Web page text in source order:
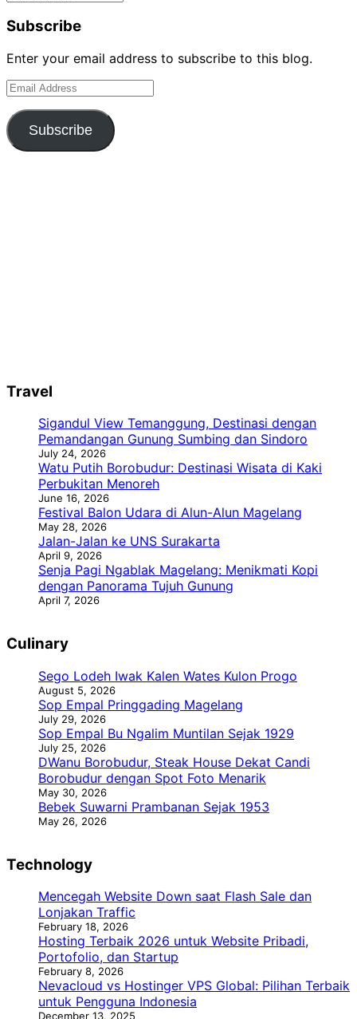
Subscribe
Enter your email address to subscribe to this blog.
Email
Subscribe
Travel
Sigandul View Temanggung, Destinasi dengan
Pemandangan Gunung Sumbing dan Sindoro
July 24, 2026
Watu Putih Borobudur: Destinasi Wisata di Kaki
Perbukitan Menoreh
June 16, 2026
Festival Balon Udara di Alun-Alun Magelang
May 28, 2026
Jalan-Jalan ke UNS Surakarta
April 9, 2026
Senja Pagi Ngablak Magelang: Menikmati Kopi
dengan Panorama Tujuh Gunung
April 7, 2026
Culinary
Sego Lodeh Iwak Kalen Wates Kulon Progo
August 5, 2026
Sop Empal Pringgading Magelang
July 29, 2026
Sop Empal Bu Ngalim Muntilan Sejak 1929
July 25, 2026
DWanu Borobudur, Steak House Dekat Candi
Borobudur dengan Spot Foto Menarik
May 30, 2026
Bebek Suwarni Prambanan Sejak 1953
May 26, 2026
Technology
Mencegah Website Down saat Flash Sale dan
Lonjakan Traffic
February 18, 2026
Hosting Terbaik 2026 untuk Website Pribadi,
Portofolio, dan Startup
February 8, 2026
Nevacloud vs Hostinger VPS Global: Pilihan Terbaik
untuk Pengguna Indonesia
December 13, 2025